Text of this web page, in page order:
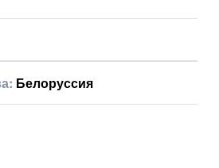
Белоруссия